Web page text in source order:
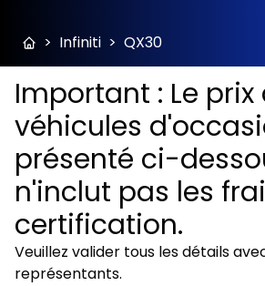
> Infiniti > QX30
Important : Le prix
véhicules
présenté ci-
n'inclut pas les
certification.
Veuillez valider tous les détails
représentants.